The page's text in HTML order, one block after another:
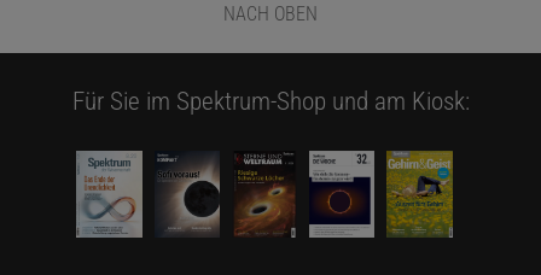
NACH OBEN
Für Sie im Spektrum-Shop und am Kiosk: